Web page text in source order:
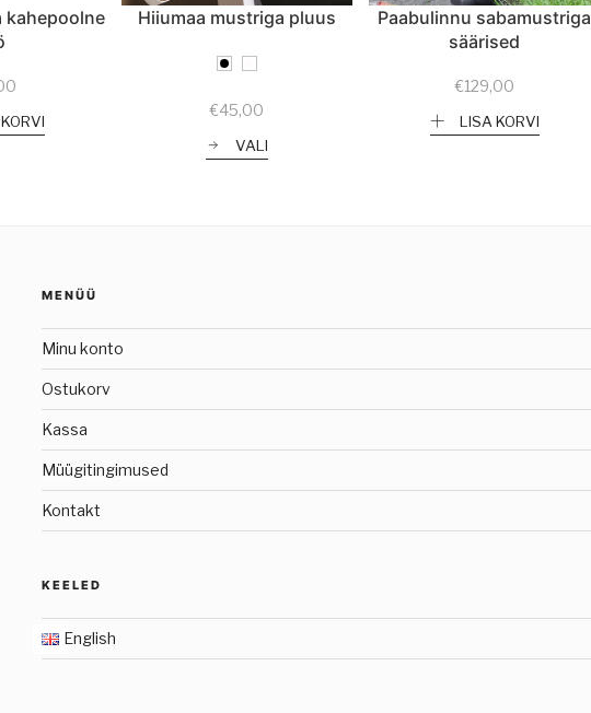
kahepoolne
Hiiumaa mustriga pluus
€45,00
VALI
Paabulinnu sabamustriga
säärised
€129,00
LISA KORVI
MENÜÜ
Minu konto
Ostukorv
Kassa
Müügitingimused
Kontakt
KEELED
English